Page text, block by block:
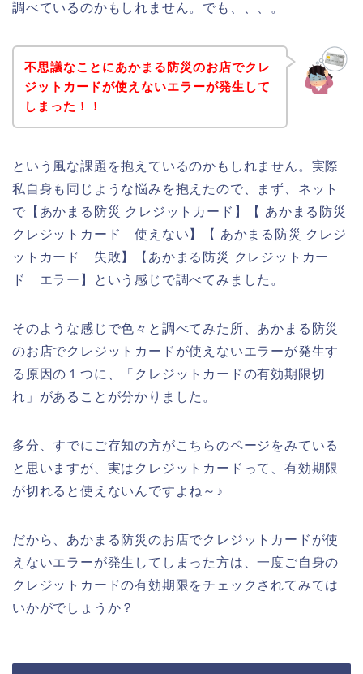
調べているのかもしれません。でも、、、。
不思議なことにあかまる防災のお店でクレ
ジットカードが使えないエラーが発生して
しまった！！
という風な課題を抱えているのかもしれません。実際
私自身も同じような悩みを抱えたので、まず、ネット
で【あかまる防災 クレジットカード】【 あかまる防災
クレジットカード 使えない】【 あかまる防災 クレジ
ットカード 失敗】【あかまる防災 クレジットカー
ド エラー】という感じで調べてみました。
そのような感じで色々と調べてみた所、あかまる防災
のお店でクレジットカードが使えないエラーが発生す
る原因の１つに、「クレジットカードの有効期限切
れ」があることが分かりました。
多分、すでにご存知の方がこちらのページをみている
と思いますが、実はクレジットカードって、有効期限
が切れると使えないんですよね～♪
だから、あかまる防災のお店でクレジットカードが使
えないエラーが発生してしまった方は、一度ご自身の
クレジットカードの有効期限をチェックされてみては
いかがでしょうか？